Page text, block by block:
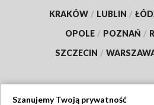
KRAKÓW / LUBLIN /
OPOLE / POZNAŃ /
SZCZECIN /
Szanujemy Twoją prywatność